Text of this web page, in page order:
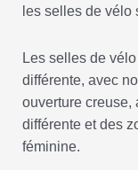
les selles de vélo
Les selles de
différente, avec
ouverture creuse,
différente et des
féminine.